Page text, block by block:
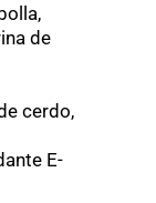
de
cerdo,
E-